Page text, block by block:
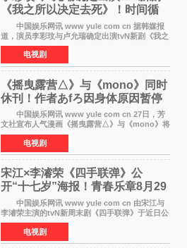
《我之所以决定去死》！时间循
环青春爱情来袭
中国娱乐网讯 www yule com cn 据韩媒报
道，演员李彩玟与卢允瑞确定出演tvN新剧《我之
所以决定去死》，分别担任男女主角。该剧预计
将于明年播出，引发观众期待。 本剧改编自
NAVER同名人气
电视剧
《摇曳露营△》与《mono》同时
休刊！作者あfろ因身体原因暂停
双连载
中国娱乐网讯 www yule com cn 27日，芳
文社宣布人气漫画《摇曳露营△》与《mono》将
暂停连载一段时间，原因是漫画家あfろ身体状况
不佳。 编辑部表示：一直承蒙各位对
《mono》的喜爱，
电视剧
宋江×李濬荣《四手联弹》公
开“十七岁”海报！青春乐章8月29
日奏响
中国娱乐网讯 www yule com cn 由宋江与
李濬荣主演的tvN新周末剧《四手联弹》于近日公
开十七岁版海报，以充满青春气息的画面再度点
燃观众期待。 海报中，宋江与李濬荣并肩站
在音乐教室的
电视剧